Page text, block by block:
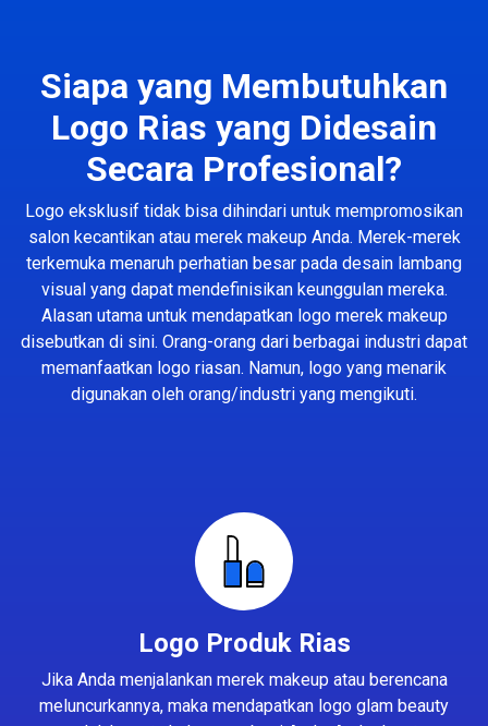
Siapa yang Membutuhkan
Logo Rias yang Didesain
Secara Profesional?
Logo eksklusif tidak bisa dihindari untuk mempromosikan
salon kecantikan atau merek makeup Anda. Merek-merek
terkemuka menaruh perhatian besar pada desain lambang
visual yang dapat mendefinisikan keunggulan mereka.
Alasan utama untuk mendapatkan logo merek makeup
disebutkan di sini. Orang-orang dari berbagai industri dapat
memanfaatkan logo riasan. Namun, logo yang menarik
digunakan oleh orang/industri yang mengikuti.
Logo Produk Rias
Jika Anda menjalankan merek makeup atau berencana
meluncurkannya, maka mendapatkan logo glam beauty